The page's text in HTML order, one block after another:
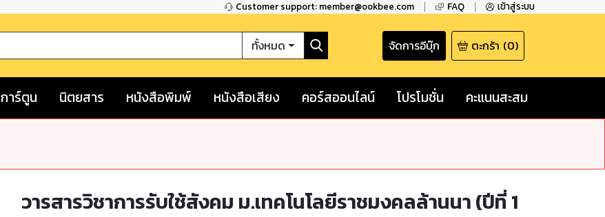
Customer support: member@ookbee.com FAQ เข้าสู่ระบบ
ทั้งหมด จัดการอีบุ๊ก ตะกร้า (0)
การ์ตูน นิตยสาร หนังสือพิมพ์ หนังสือเสียง คอร์สออนไลน์ โปรโมชั่น คะแนนสะสม
วารสารวิชาการรับใช้สังคม ม.เทคโนโลยีราชมงคลล้านนา (ปีที่ 1